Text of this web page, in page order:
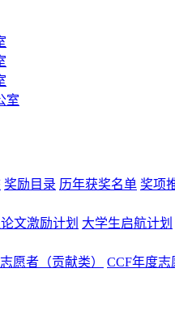
室
奖励目录 历年获奖名单 奖项
文激励计划 大学生启航计划
愿者（贡献类）
CCF年度志